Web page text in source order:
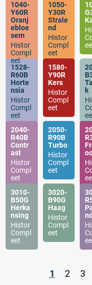
1040-
Y60R
Oranj
ebloe
sem
Histor
Compl
eet
1050-
Y30R
Strale
nd
Histor
Compl
eet
1528-
R60B
Horte
nsia
Histor
Compl
eet
1580-
Y90R
Kers
Histor
Compl
eet
k
2040-
R40B
Contr
ast
Histor
Compl
eet
2050-
R90B
Turbo
Histor
Compl
eet
3010-
B50G
Herka
nsing
Histor
Compl
eet
3020-
B90G
Haag
Histor
Compl
eet
nd
1 2 3